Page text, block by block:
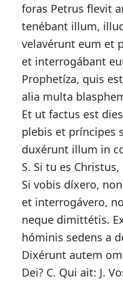
foras Petrus flevit
tenébant illum,
velavérunt eum et
et interrogábant
Prophetíza, quis
alia multa
Et ut factus est
plebis et príncipes
duxérunt illum in
S. Si tu es
Si vobis díxero,
et interrogávero,
neque dimittétis.
hóminis sedens a
Dixérunt autem
Dei? C. Qui ait: J.